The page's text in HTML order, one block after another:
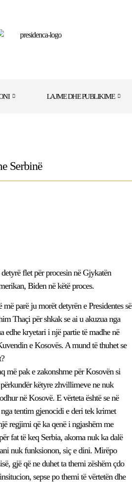
LAJME DHE PUBLIKIME
Serbinë
flet për procesin në Gjykatën
Biden në këtë proces.
parë ju morët detyrën e Presidentes së
Thaçi për shkak se ai u akuzua nga
edhe kryetari i një partie të madhe në
e Kosovës. A mund të thuhet se
më pak e zakonshme për Kosovën si
këtyre zhvillimeve ne nuk
në Kosovë. E vërteta është se në
tentim gjenocidi e deri tek krimet
regjimi që ka qenë i ngjashëm me
fat të keq Serbia, akoma nuk ka dalë
nuk funksionon, siç e dini. Mirëpo
gjë që ne duhet ta themi zëshëm çdo
sepse po themi të vërtetën dhe